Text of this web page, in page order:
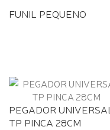
FUNIL PEQUENO
PEGADOR UNIVERSAL
TP PINCA 28CM